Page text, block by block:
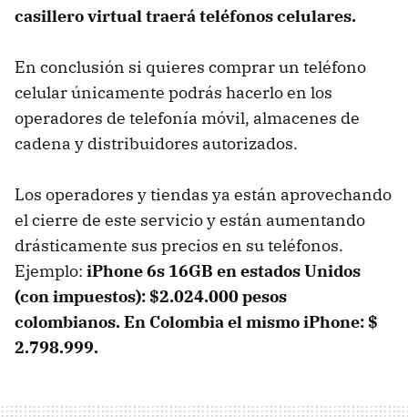
casillero virtual traerá teléfonos celulares.
En conclusión si quieres comprar un teléfono
celular únicamente podrás hacerlo en los
operadores de telefonía móvil, almacenes de
cadena y distribuidores autorizados.
Los operadores y tiendas ya están aprovechando
el cierre de este servicio y están aumentando
drásticamente sus precios en su teléfonos.
Ejemplo: iPhone 6s 16GB en estados Unidos
(con impuestos): $2.024.000 pesos
colombianos. En Colombia el mismo iPhone: $
2.798.999.